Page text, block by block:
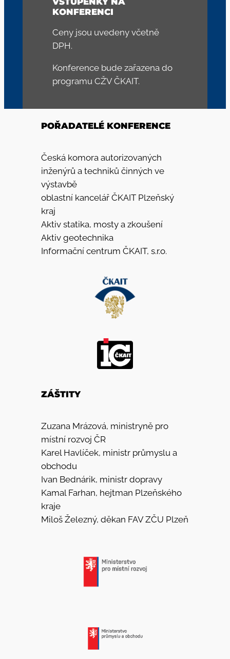
KONFERENCI
Ceny jsou uvedeny včetně
DPH.
Konference bude zařazena do
programu CŽV ČKAIT.
POŘADATELÉ KONFERENCE
Česká komora autorizovaných
inženýrů a techniků činných ve
výstavbě
oblastní kancelář ČKAIT Plzeňský
kraj
Aktiv statika, mosty a zkoušení
Aktiv geotechnika
Informační centrum ČKAIT, s.r.o.
ZÁŠTITY
Zuzana Mrázová, ministryně pro
místní rozvoj ČR
Karel Havlíček, ministr průmyslu a
obchodu
Ivan Bednárik, ministr dopravy
Kamal Farhan, hejtman Plzeňského
kraje
Miloš Železný, děkan FAV ZČU Plzeň